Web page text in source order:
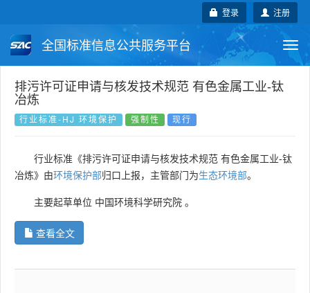
注册
登录
全国标准信息公共服务平台
国家标准 行业标准 地方标准
团体标准 企业标准
国外标准 技术委员会
排污许可证申请与核发技术规范 有色金属工业-钛
冶炼
行业标准-HJ 环境保护 强制性 现行
行业标准《排污许可证申请与核发技术规范 有色金属工业-钛
冶炼》由环境保护部归口上报，主管部门为生态环境部。
主要起草单位 中国环境科学研究院 。
查看全文